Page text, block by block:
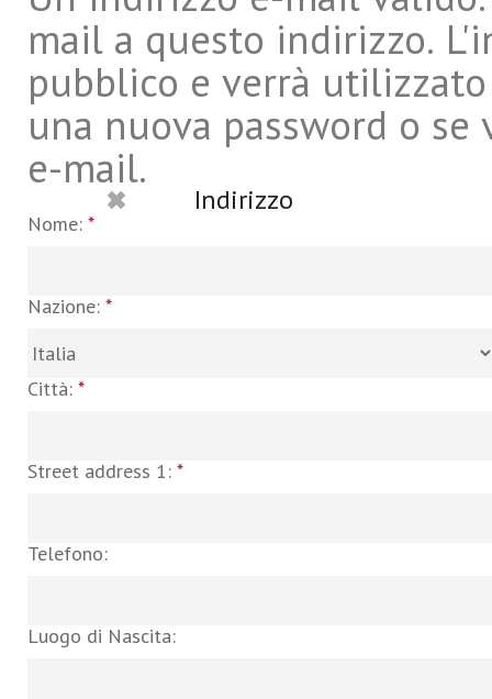
mail a questo indirizzo.
pubblico e verrà
una nuova password o
e-mail.
Indirizzo
Nome: *
Nazione: *
Città: *
Street address 1: *
Telefono:
Luogo di Nascita: